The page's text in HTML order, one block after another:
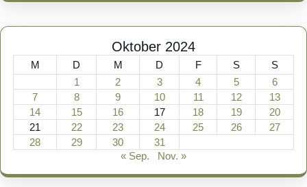
Oktober 2024
M D M D F S
S
1
2 3 4 5
6
7
8 9 10 11 12
13
14
15 16 17 18 19
20
21
22 23 24 25 26
27
28
29 30
31
« Sep.
Nov. »